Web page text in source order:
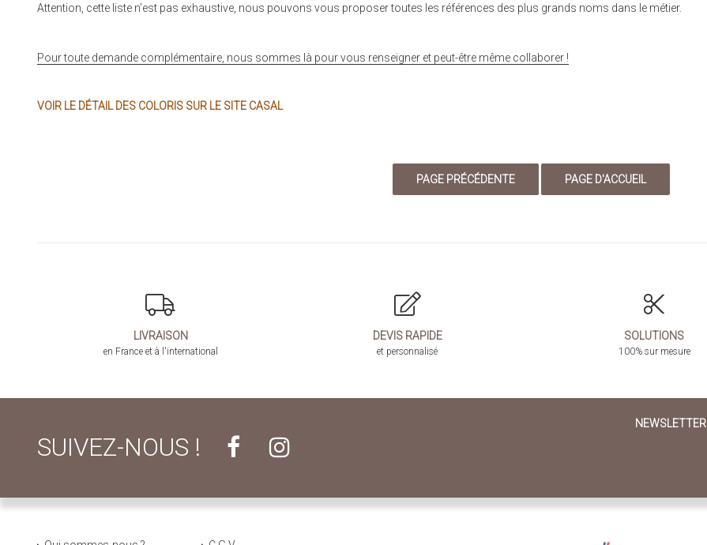
Attention, cette liste n’est pas exhaustive, nous pouvons vous proposer toutes les références des plus grands noms dans le métier.
Pour toute demande complémentaire, nous sommes là pour vous renseigner et peut-être même collaborer !
VOIR LE DÉTAIL DES COLORIS SUR LE SITE CASAL
LIVRAISON
en France et à l'international
DEVIS RAPIDE
et personnalisé
SOLUTIONS
100% sur mesure
SUIVEZ-NOUS !
NEWSLETTER